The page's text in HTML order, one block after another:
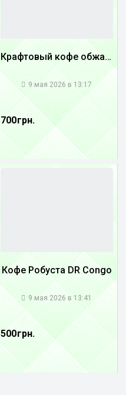
Крафтовый кофе обжареный купаж арабики 3...
9 мая 2026 в 13:17
700 грн.
Кофе Робуста DR Congo
9 мая 2026 в 13:41
500 грн.